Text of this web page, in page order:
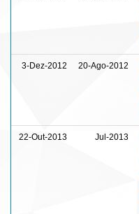
3-Dez-2012 20-Ago-2012
22-Out-2013 Jul-2013